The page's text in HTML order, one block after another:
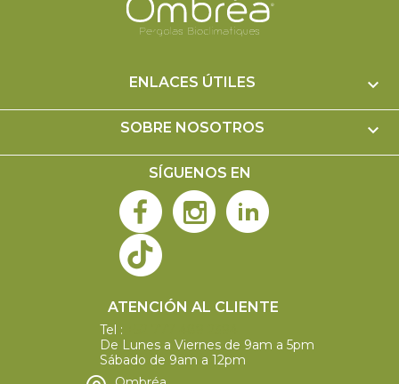
ENLACES ÚTILES 
SOBRE NOSOTROS 
SÍGUENOS EN
ATENCIÓN AL CLIENTE
Tel :
De Lunes a Viernes de 9am a 5pm
Sábado de 9am a 12pm